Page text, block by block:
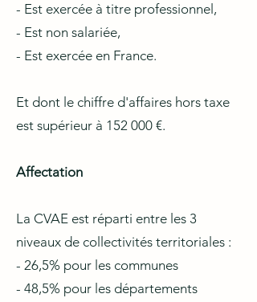
- Est exercée à titre professionnel,
- Est non salariée,
- Est exercée en France.
Et dont le chiffre d'affaires hors taxe
est supérieur à 152 000 €.
Affectation
La CVAE est réparti entre les 3
niveaux de collectivités territoriales :
- 26,5% pour les communes
- 48,5% pour les départements